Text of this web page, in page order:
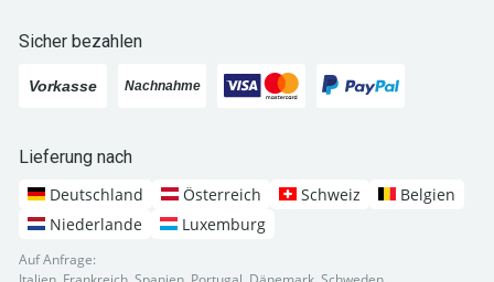
Sicher bezahlen
Lieferung nach
Deutschland
Österreich Schweiz
Belgien
Niederlande
Luxemburg
Auf Anfrage: